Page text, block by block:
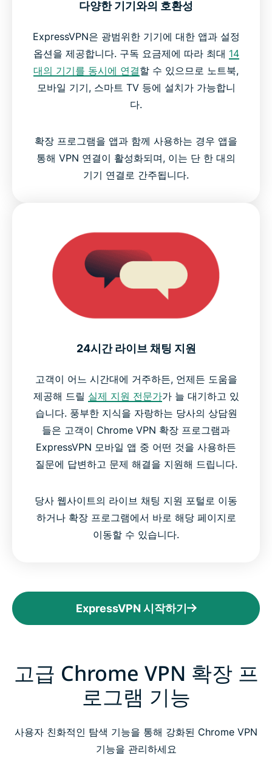
다양한 기기와의 호환성
ExpressVPN은 광범위한 기기에 대한 앱과 설정
옵션을 제공합니다. 구독 요금제에 따라 최대 14
대의 기기를 동시에 연결할 수 있으므로 노트북,
모바일 기기, 스마트 TV 등에 설치가 가능합니
다.
확장 프로그램을 앱과 함께 사용하는 경우 앱을
통해 VPN 연결이 활성화되며, 이는 단 한 대의
기기 연결로 간주됩니다.
24시간 라이브 채팅 지원
고객이 어느 시간대에 거주하든, 언제든 도움을
제공해 드릴 실제 지원 전문가가 늘 대기하고 있
습니다. 풍부한 지식을 자랑하는 당사의 상담원
들은 고객이 Chrome VPN 확장 프로그램과
ExpressVPN 모바일 앱 중 어떤 것을 사용하든
질문에 답변하고 문제 해결을 지원해 드립니다.
당사 웹사이트의 라이브 채팅 지원 포털로 이동
하거나 확장 프로그램에서 바로 해당 페이지로
이동할 수 있습니다.
ExpressVPN 시작하기
고급 Chrome VPN 확장 프
로그램 기능
사용자 친화적인 탐색 기능을 통해 강화된 Chrome VPN
기능을 관리하세요